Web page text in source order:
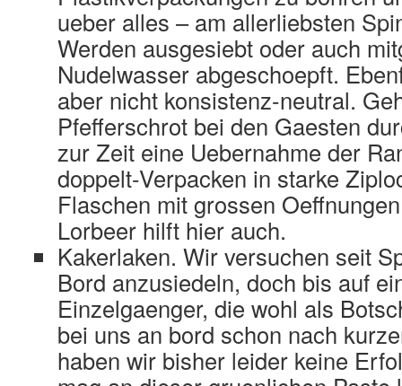
ueber alles – am allerliebsten
Werden ausgesiebt oder auch
Nudelwasser abgeschoepft.
aber nicht konsistenz-neutral.
Pfefferschrot bei den Gaesten
zur Zeit eine Uebernahme der
doppelt-Verpacken in starke
Flaschen mit grossen
Lorbeer hilft hier auch.
Kakerlaken. Wir versuchen seit
Bord anzusiedeln, doch bis auf
Einzelgaenger, die wohl als
bei uns an bord schon nach
haben wir bisher leider keine